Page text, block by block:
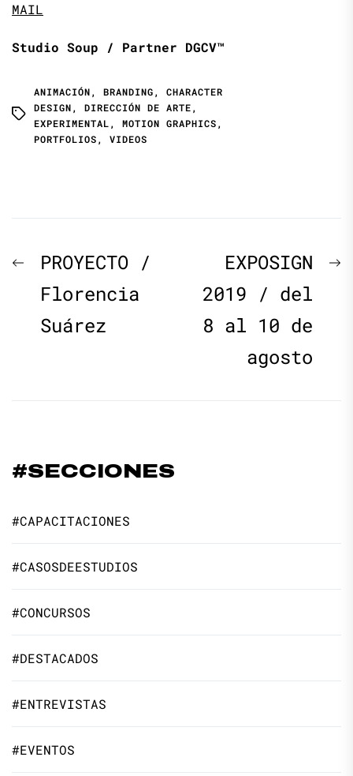
MAIL
Studio Soup / Partner DGCV™
ANIMACIÓN, BRANDING, CHARACTER
DESIGN, DIRECCIÓN DE ARTE,
EXPERIMENTAL, MOTION GRAPHICS,
PORTFOLIOS, VIDEOS
Navegación
de
entradas
Previous
post:
PROYECTO /
Florencia
Suárez
EXPOSIGN
2019 / del
8 al 10 de
agosto
#SECCIONES
#CAPACITACIONES
#CASOSDEESTUDIOS
#CONCURSOS
#DESTACADOS
#ENTREVISTAS
#EVENTOS